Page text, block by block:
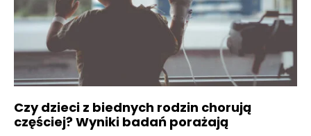
Czy dzieci z biednych rodzin chorują
częściej? Wyniki badań porażają